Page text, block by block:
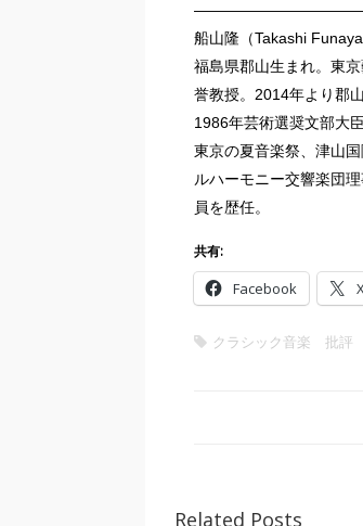
船山隆（Takashi
福島県郡山生まれ。東
誉教授。2014年より郡
1986年芸術選奨文部大
東京の夏音楽祭、津山
ルハーモニー交響楽団
員を歴任。
共有:
Facebook
クラシック音楽 批評
Related Posts